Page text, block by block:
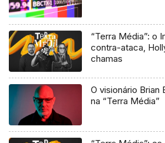
“Terra Média”: o
contra-ataca,
chamas
O visionário Brian
na “Terra Média”